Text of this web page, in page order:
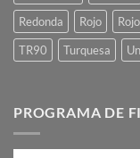
Redonda
Rojo
TR90
Turquesa
PROGRAMA DE